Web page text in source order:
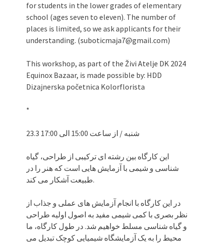
for students in the lower grades of elementary
school (ages seven to eleven). The number of
places is limited, so we ask applicants for their
understanding. (suboticmaja7@gmail.com)
This workshop, as part of the Živi Atelje DK 2024
Equinox Bazaar, is made possible by: HDD
Dizajnerska početnica Kolorflorista
*
23.3 شنبه / از ساعت 15:00 الی 17:00
این کارگاه بین رشته ای ترکیبی از طراحی، گیاه
شناسی و شیمی با آزمایش هایی است که هنر را در
طبیعت آشکار می کند.
در این کارگاه با انجام آزمایش های عملی و جذاب از
نظر بصری با کمی شیمی مفید به اصول اولیه طراحی
و گیاه شناسی مسلط خواهیم شد. در طول کارگاه، ما
محیط را به یک آزمایشگاه شیمیایی کوچک تبدیل می